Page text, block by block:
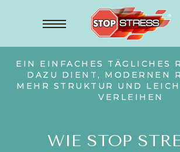
EIN EINFACHES TÄGLICHES
DAZU DIENT, MODERNEN
MEHR STRUKTUR UND
VERLEIHEN
WIE STOP